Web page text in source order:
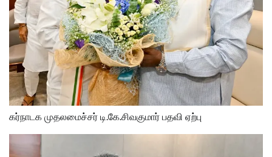
கர்நாடக முதலமைச்சர் டி.கே.சிவகுமார் பதவி ஏற்பு